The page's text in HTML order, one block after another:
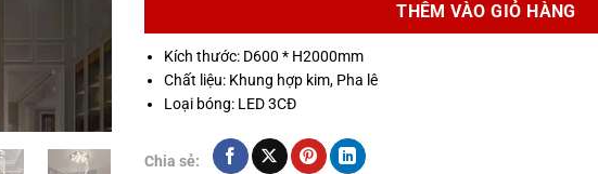
THÊM VÀO GIỎ HÀNG
Kích thước: D600 * H2000mm
Chất liệu: Khung hợp kim, Pha lê
Loại bóng: LED 3CĐ
Chia sẻ: